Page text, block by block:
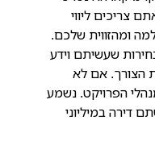
צריכים ליווי
ומהזווית שלכם.
שעשיתם וידע
הצורך. אם לא
הפרויקט. נשמע
דירה במיליוני